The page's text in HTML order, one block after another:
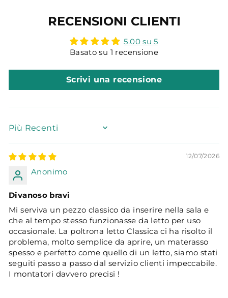
RECENSIONI CLIENTI
5.00 su 5
Basato su 1 recensione
Scrivi una recensione
SORT BY
12/07/2026
Anonimo
Divanoso bravi
Mi serviva un pezzo classico da inserire nella sala e
che al tempo stesso funzionasse da letto per uso
occasionale. La poltrona letto Classica ci ha risolto il
problema, molto semplice da aprire, un materasso
spesso e perfetto come quello di un letto, siamo stati
seguiti passo a passo dal servizio clienti impeccabile.
I montatori davvero precisi !